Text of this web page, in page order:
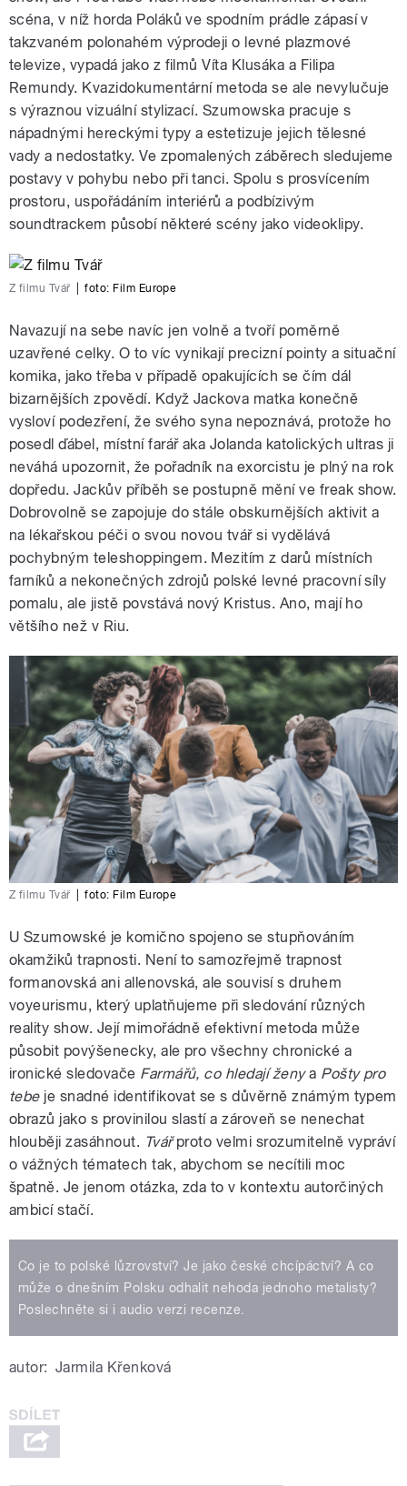
scéna, v níž horda Poláků ve spodním prádle zápasí v
takzvaném polonahém výprodeji o levné plazmové
televize, vypadá jako z filmů Víta Klusáka a Filipa
Remundy. Kvazidokumentární metoda se ale nevylučuje
s výraznou vizuální stylizací. Szumowska pracuje s
nápadnými hereckými typy a estetizuje jejich tělesné
vady a nedostatky. Ve zpomalených záběrech sledujeme
postavy v pohybu nebo při tanci. Spolu s prosvícením
prostoru, uspořádáním interiérů a podbízivým
soundtrackem působí některé scény jako videoklipy.
Z filmu Tvář foto: Film Europe
Navazují na sebe navíc jen volně a tvoří poměrně
uzavřené celky. O to víc vynikají precizní pointy a situační
komika, jako třeba v případě opakujících se čím dál
bizarnějších zpovědí. Když Jackova matka konečně
vysloví podezření, že svého syna nepoznává, protože ho
posedl ďábel, místní farář aka Jolanda katolických ultras ji
neváhá upozornit, že pořadník na exorcistu je plný na rok
dopředu. Jackův příběh se postupně mění ve freak show.
Dobrovolně se zapojuje do stále obskurnějších aktivit a
na lékařskou péči o svou novou tvář si vydělává
pochybným teleshoppingem. Mezitím z darů místních
farníků a nekonečných zdrojů polské levné pracovní síly
pomalu, ale jistě povstává nový Kristus. Ano, mají ho
většího než v Riu.
Z filmu Tvář foto: Film Europe
U Szumowské je komično spojeno se stupňováním
okamžiků trapnosti. Není to samozřejmě trapnost
formanovská ani allenovská, ale souvisí s druhem
voyeurismu, který uplatňujeme při sledování různých
reality show. Její mimořádně efektivní metoda může
působit povýšenecky, ale pro všechny chronické a
ironické sledovače Farmářů, co hledají ženya Pošty pro
tebeje snadné identifikovat se s důvěrně známým typem
obrazů jako s provinilou slastí a zároveň se nenechat
hlouběji zasáhnout. Tvářproto velmi srozumitelně vypráví
o vážných tématech tak, abychom se necítili moc
špatně. Je jenom otázka, zda to v kontextu autorčiných
ambicí stačí.
Co je to polské lůzrovství? Je jako české chcípáctví? A co
může o dnešním Polsku odhalit nehoda jednoho metalisty?
Poslechněte si i audio verzi recenze.
autor: Jarmila Křenková